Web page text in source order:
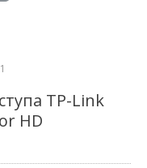
TP-Link
HD